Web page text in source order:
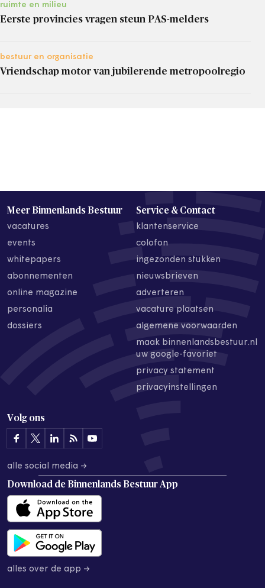
ruimte en milieu
Eerste provincies vragen steun PAS-melders
bestuur en organisatie
Vriendschap motor van jubilerende metropoolregio
Meer Binnenlands Bestuur
vacatures
events
whitepapers
abonnementen
online magazine
personalia
dossiers
Service & Contact
klantenservice
colofon
ingezonden stukken
nieuwsbrieven
adverteren
vacature plaatsen
algemene voorwaarden
maak binnenlandsbestuur.nl
uw google-favoriet
privacy statement
privacyinstellingen
Volg ons
alle social media →
Download de Binnenlands Bestuur App
alles over de app →